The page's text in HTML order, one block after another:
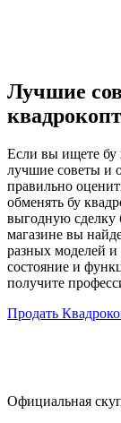
Лучшие
Если вы ищете бу
лучшие советы и
правильно
обменять бу
выгодную
магазине вы
разных моделей и
состояние и
получите
Продать
Официальная